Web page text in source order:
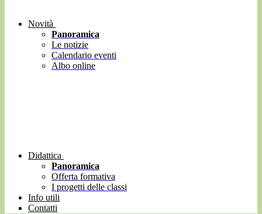
Novità
Panoramica
Le notizie
Calendario eventi
Albo online
Didattica
Panoramica
Offerta formativa
I progetti delle classi
Info utili
Contatti